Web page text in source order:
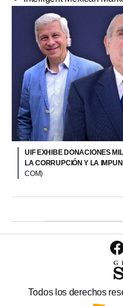
UIF EXHIBE DONACIONES
LA CORRUPCIÓN Y LA
COM)
Todos los derechos